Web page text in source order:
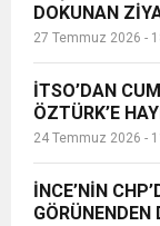
ve Onur
6:19 HBB
17:36
1:00 İTSO İŞ-KUR SGK TOPLANTI
DOKUNAN
27 Temmuz 2026 -
İTSO’DAN
ÖZTÜRK’E
24 Temmuz 2026 -
İNCE’NİN